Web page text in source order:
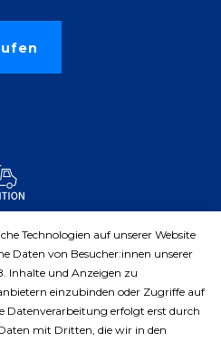
Technologien auf unserer Website
Daten von Besucher:innen unserer
Inhalte und Anzeigen zu
einzubinden oder Zugriffe auf
Datenverarbeitung erfolgt erst durch
mit Dritten, die wir in den